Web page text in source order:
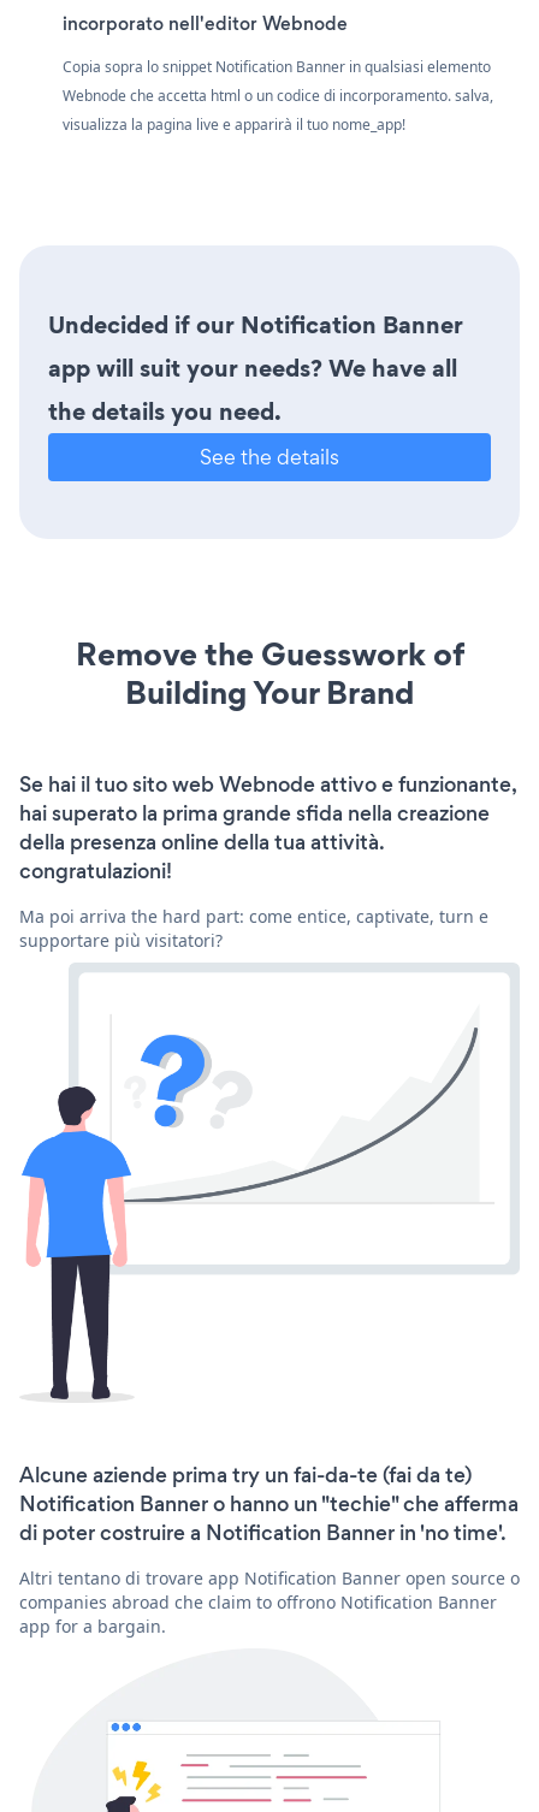
incorporato nell'editor Webnode
Copia sopra lo snippet Notification Banner in qualsiasi elemento
Webnode che accetta html o un codice di incorporamento. salva,
visualizza la pagina live e apparirà il tuo nome_app!
Undecided if our Notification Banner
app will suit your needs? We have all
the details you need.
See the details
Remove the Guesswork of
Building Your Brand
Se hai il tuo sito web Webnode attivo e funzionante,
hai superato la prima grande sfida nella creazione
della presenza online della tua attività.
congratulazioni!
Ma poi arriva the hard part: come entice, captivate, turn e
supportare più visitatori?
Alcune aziende prima try un fai-da-te (fai da te)
Notification Banner o hanno un "techie" che afferma
di poter costruire a Notification Banner in 'no time'.
Altri tentano di trovare app Notification Banner open source o
companies abroad che claim to offrono Notification Banner
app for a bargain.